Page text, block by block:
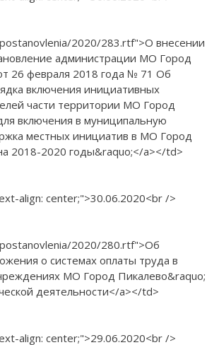
2020/283.rtf">О внесении
администрации МО Город
26 февраля 2018 года № 71 Об
включения инициативных
части территории МО Город
включения в муниципальную
местных инициатив в МО Город
2018-2020 годы&raquo;</a></td>
center;">30.06.2020<br />
2020/280.rtf">Об
о системах оплаты труда в
МО Город Пикалево&raquo;
деятельности</a></td>
center;">29.06.2020<br />